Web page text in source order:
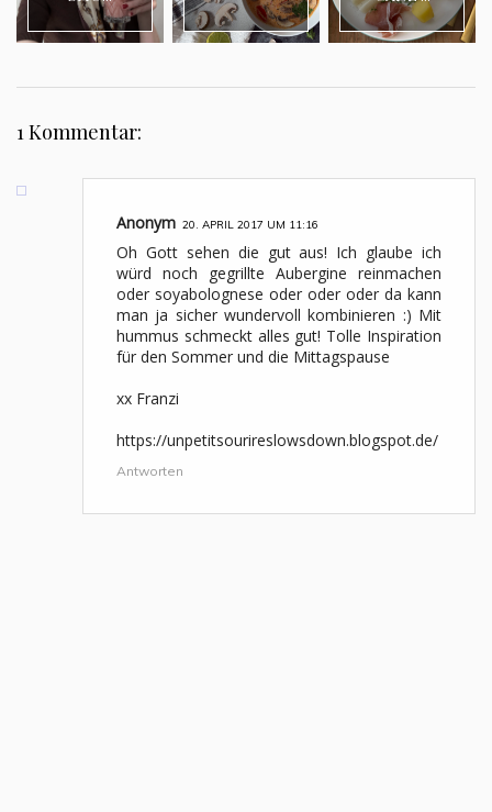
1 Kommentar:
Anonym 20. APRIL 2017 UM 11:16
Oh Gott sehen die gut aus! Ich glaube ich
würd noch gegrillte Aubergine reinmachen
oder soyabolognese oder oder oder da kann
man ja sicher wundervoll kombinieren :) Mit
hummus schmeckt alles gut! Tolle Inspiration
für den Sommer und die Mittagspause
xx Franzi
https://unpetitsourireslowsdown.blogspot.de/
Antworten